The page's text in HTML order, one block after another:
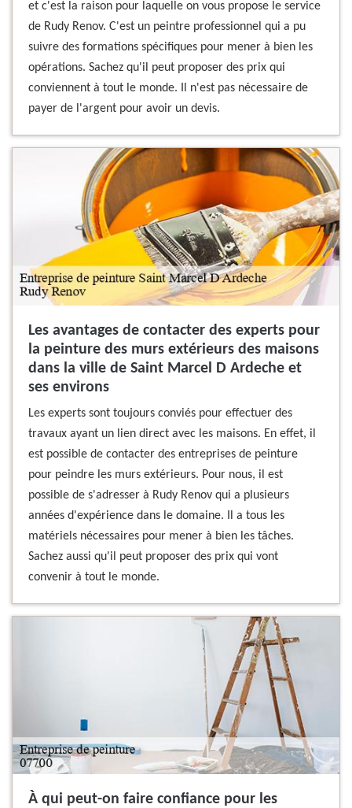
et c'est la raison pour laquelle on vous propose le service
de Rudy Renov. C'est un peintre professionnel qui a pu
suivre des formations spécifiques pour mener à bien les
opérations. Sachez qu'il peut proposer des prix qui
conviennent à tout le monde. Il n'est pas nécessaire de
payer de l'argent pour avoir un devis.
Les avantages de contacter des experts pour
la peinture des murs extérieurs des maisons
dans la ville de Saint Marcel D Ardeche et
ses environs
Les experts sont toujours conviés pour effectuer des
travaux ayant un lien direct avec les maisons. En effet, il
est possible de contacter des entreprises de peinture
pour peindre les murs extérieurs. Pour nous, il est
possible de s'adresser à Rudy Renov qui a plusieurs
années d'expérience dans le domaine. Il a tous les
matériels nécessaires pour mener à bien les tâches.
Sachez aussi qu'il peut proposer des prix qui vont
convenir à tout le monde.
À qui peut-on faire confiance pour les